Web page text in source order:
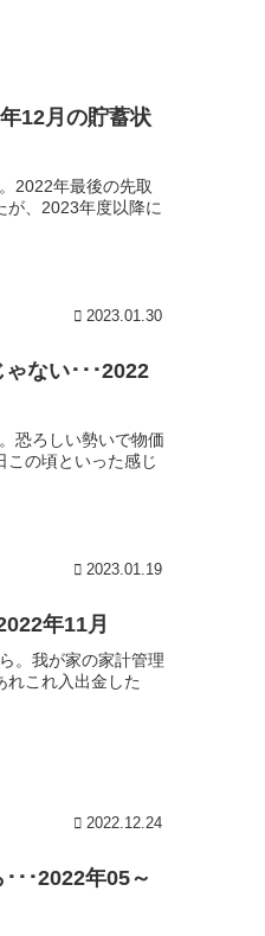
12月の貯蓄状
2022年最後の先取
が、2023年度以降に
2023.01.30
ない･･･2022
恐ろしい勢いで物価
この頃といった感じ
2023.01.19
年11月
。我が家の家計管理
れこれ入出金した
2022.12.24
･･2022年05～